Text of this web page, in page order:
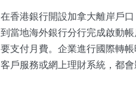
在香港銀行開設加拿大離岸戶
到當地海外銀行分行完成啟動
要支付月費。企業進行國際轉
客戶服務或網上理財系統，都會